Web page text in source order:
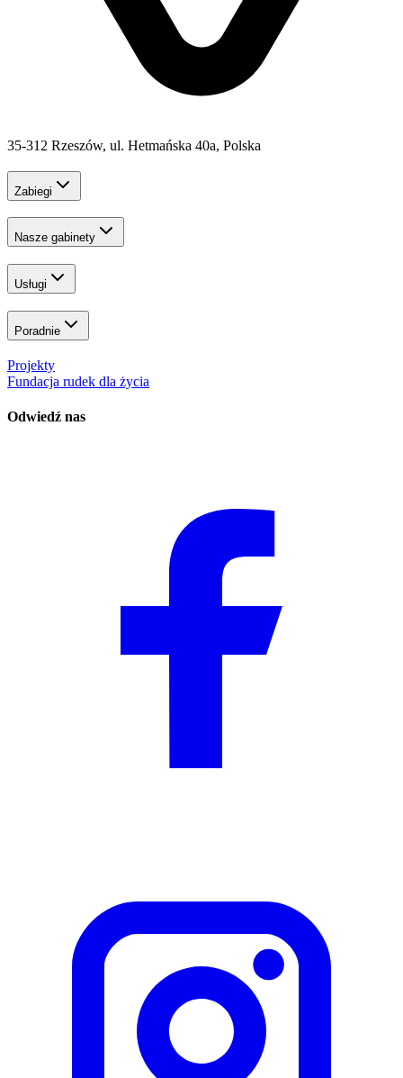
35-312 Rzeszów, ul. Hetmańska 40a, Polska
Zabiegi
Nasze gabinety
Usługi
Poradnie
Projekty
Fundacja rudek dla życia
Odwiedź nas